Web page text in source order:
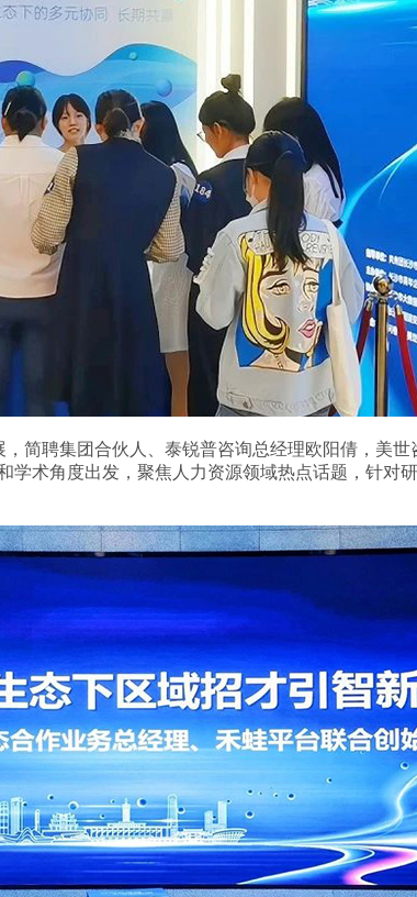
简聘集团合伙人、泰锐普咨询总经理欧阳倩，美世
术角度出发，聚焦人力资源领域热点话题，针对